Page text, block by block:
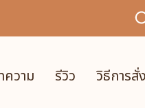
ความ รีวิว วิธีการสั่